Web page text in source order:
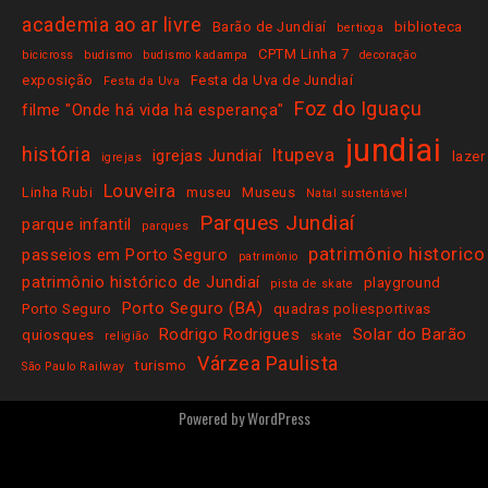
academia ao ar livre Barão de Jundiaí bertioga biblioteca
bicicross budismo budismo kadampa CPTM Linha 7 decoração
exposição Festa da Uva Festa da Uva de Jundiaí
filme "Onde há vida há esperança"
Foz do Iguaçu
história
igrejas igrejas Jundiaí Itupeva jundiai lazer
Linha Rubi Louveira museu Museus Natal sustentável
parque infantil parques Parques Jundiaí
passeios em Porto Seguro patrimônio patrimônio historico
patrimônio histórico de Jundiaí pista de skate
playground
Porto Seguro
Porto Seguro (BA)
quadras poliesportivas
quiosques
religião Rodrigo Rodrigues skate Solar do Barão
São Paulo Railway turismo Várzea Paulista
Powered byWordPress